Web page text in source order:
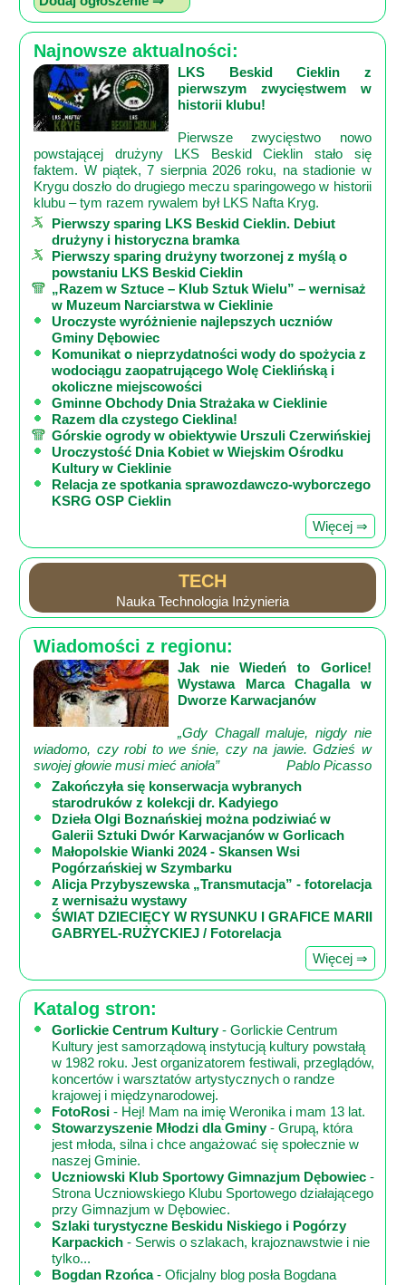
Najnowsze aktualności:
LKS Beskid Cieklin z
pierwszym zwycięstwem w
historii klubu!
Pierwsze zwycięstwo nowo
powstającej drużyny LKS Beskid Cieklin stało się
faktem. W piątek, 7 sierpnia 2026 roku, na stadionie w
Krygu doszło do drugiego meczu sparingowego w historii
klubu – tym razem rywalem był LKS Nafta Kryg.
Pierwszy sparing LKS Beskid Cieklin. Debiut
drużyny i historyczna bramka
Pierwszy sparing drużyny tworzonej z myślą o
powstaniu LKS Beskid Cieklin
„Razem w Sztuce – Klub Sztuk Wielu” – wernisaż
w Muzeum Narciarstwa w Cieklinie
Uroczyste wyróżnienie najlepszych uczniów
Gminy Dębowiec
Komunikat o nieprzydatności wody do spożycia z
wodociągu zaopatrującego Wolę Cieklińską i
okoliczne miejscowości
Gminne Obchody Dnia Strażaka w Cieklinie
Razem dla czystego Cieklina!
Górskie ogrody w obiektywie Urszuli Czerwińskiej
Uroczystość Dnia Kobiet w Wiejskim Ośrodku
Kultury w Cieklinie
Relacja ze spotkania sprawozdawczo-wyborczego
KSRG OSP Cieklin
Więcej ⇒
TECH
Nauka Technologia Inżynieria
Wiadomości z regionu:
Jak nie Wiedeń to Gorlice!
Wystawa Marca Chagalla w
Dworze Karwacjanów
„Gdy Chagall maluje, nigdy nie
wiadomo, czy robi to we śnie, czy na jawie. Gdzieś w
swojej głowie musi mieć anioła”
Pablo Picasso
Zakończyła się konserwacja wybranych
starodruków z kolekcji dr. Kadyiego
Dzieła Olgi Boznańskiej można podziwiać w
Galerii Sztuki Dwór Karwacjanów w Gorlicach
Małopolskie Wianki 2024 - Skansen Wsi
Pogórzańskiej w Szymbarku
Alicja Przybyszewska „Transmutacja” - fotorelacja
z wernisażu wystawy
ŚWIAT DZIECIĘCY W RYSUNKU I GRAFICE MARII
GABRYEL-RUŻYCKIEJ / Fotorelacja
Więcej ⇒
Katalog stron:
Gorlickie Centrum Kultury- Gorlickie Centrum
Kultury jest samorządową instytucją kultury powstałą
w 1982 roku. Jest organizatorem festiwali, przeglądów,
koncertów i warsztatów artystycznych o randze
krajowej i międzynarodowej.
FotoRosi - Hej! Mam na imię Weronika i mam 13 lat.
Stowarzyszenie Młodzi dla Gminy- Grupą, która
jest młoda, silna i chce angażować się społecznie w
naszej Gminie.
Uczniowski Klub Sportowy Gimnazjum Dębowiec -
Strona Uczniowskiego Klubu Sportowego działającego
przy Gimnazjum w Dębowiec.
Szlaki turystyczne Beskidu Niskiego i Pogórzy
Karpackich - Serwis o szlakach, krajoznawstwie i nie
tylko...
Bogdan Rzońca- Oficjalny blog posła Bogdana